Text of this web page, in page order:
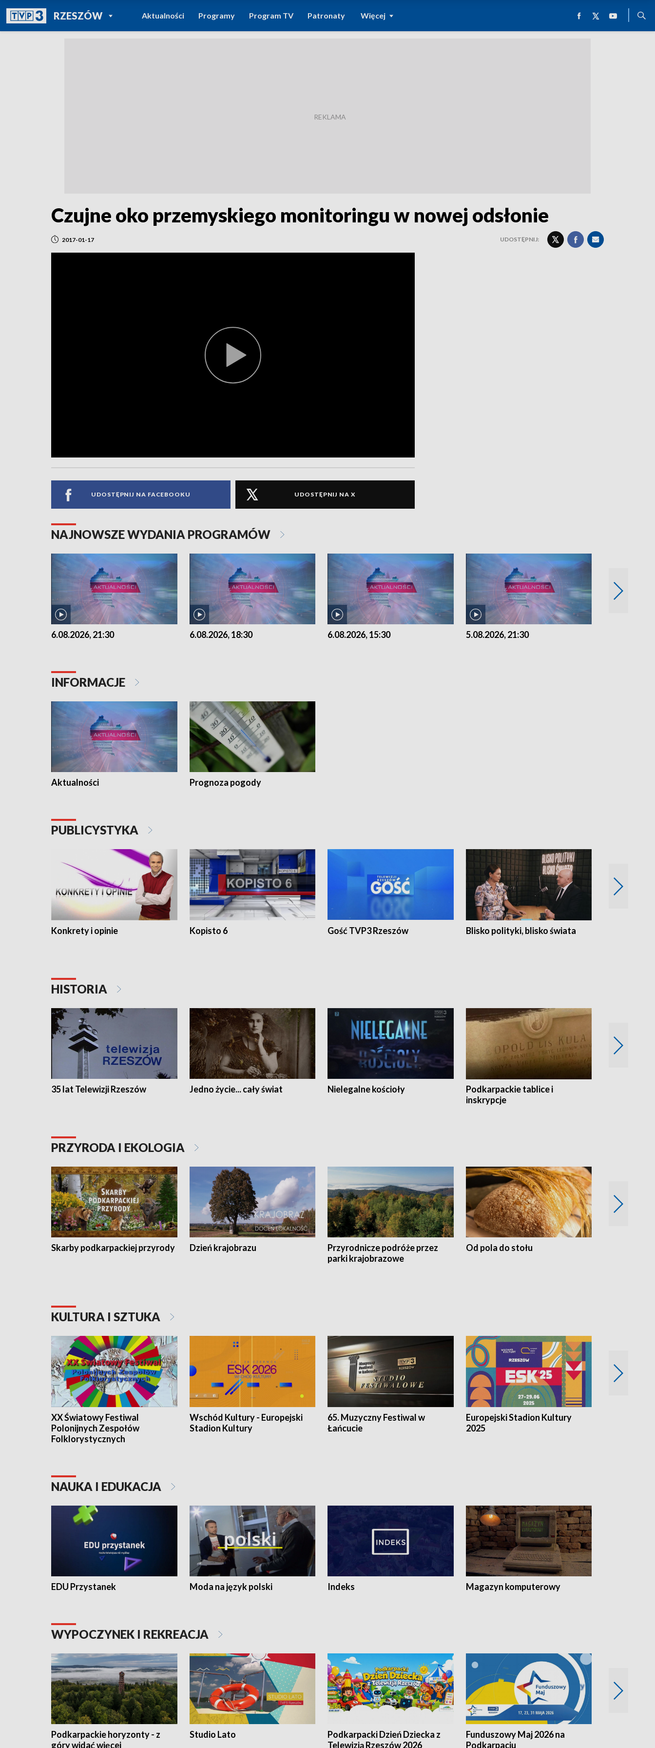
RZESZÓWPOWRÓT DO
TVP REGIONY
Aktualności Programy Program TV Patronaty Więcej
Czujne oko przemyskiego monitoringu w nowej odsłonie
2017-01-17 UDOSTĘPNIJ:
UDOSTĘPNIJ NA FACEBOOKU UDOSTĘPNIJ NA X
NAJNOWSZE WYDANIA PROGRAMÓW
6.08.2026, 21:30 6.08.2026, 18:30 6.08.2026, 15:30 5.08.2026, 21:30
INFORMACJE
Aktualności Prognoza pogody
PUBLICYSTYKA
Konkrety i opinie Kopisto 6 Gość TVP3 Rzeszów Blisko polityki, blisko świata
HISTORIA
35 lat Telewizji Rzeszów Jedno życie... cały świat Nielegalne kościoły
Podkarpackie tablice i
inskrypcje
PRZYRODA I EKOLOGIA
Skarby podkarpackiej przyrody Dzień krajobrazu
Przyrodnicze podróże przez
parki krajobrazowe
Od pola do stołu
KULTURA I SZTUKA
XX Światowy Festiwal
Polonijnych Zespołów
Folklorystycznych
Wschód Kultury - Europejski
Stadion Kultury
65. Muzyczny Festiwal w
Łańcucie
Europejski Stadion Kultury
2025
NAUKA I EDUKACJA
EDU Przystanek Moda na język polski Indeks Magazyn komputerowy
WYPOCZYNEK I REKREACJA
Podkarpackie horyzonty - z
góry widać więcej
Studio Lato
Podkarpacki Dzień Dziecka z
Telewizją Rzeszów 2026
Funduszowy Maj 2026 na
Podkarpaciu